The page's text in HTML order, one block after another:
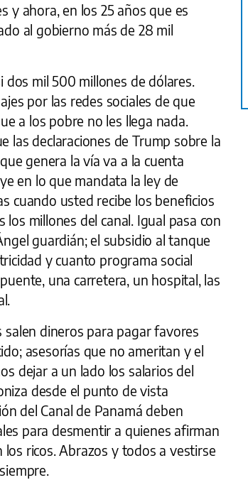
y ahora, en los 25 años que es
al gobierno más de 28 mil
dos mil 500 millones de dólares.
por las redes sociales de que
a los pobre no les llega nada.
las declaraciones de Trump sobre la
genera la vía va a la cuenta
en lo que mandata la ley de
cuando usted recibe los beneficios
millones del canal. Igual pasa con
guardián; el subsidio al tanque
y cuanto programa social
una carretera, un hospital, las
salen dineros para pagar favores
asesorías que no ameritan y el
dejar a un lado los salarios del
desde el punto de vista
del Canal de Panamá deben
para desmentir a quienes afirman
los ricos. Abrazos y todos a vestirse